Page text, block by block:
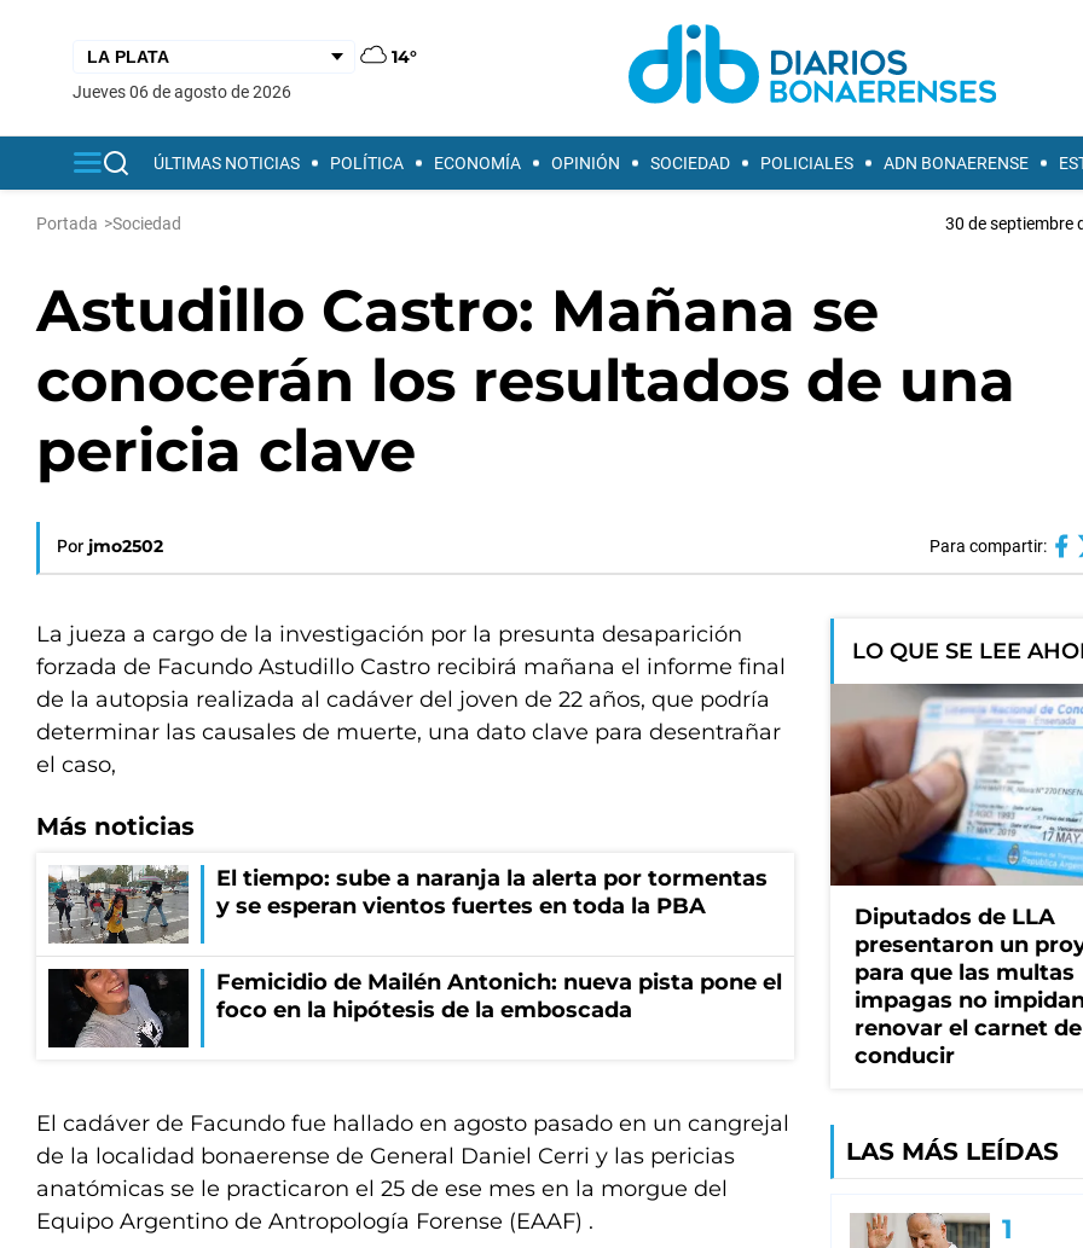
14°
jueves 06 de agosto de 2026
ÚLTIMAS NOTICIAS POLÍTICA ECONOMÍA OPINIÓN SOCIEDAD POLICIALES ADN BONAERENSE
Portada >Sociedad 30 de septiembre
Astudillo Castro: Mañana se
conocerán los resultados de una
pericia clave
Por jmo2502 Para compartir:
La jueza a cargo de la investigación por la presunta desaparición
forzada de Facundo Astudillo Castro recibirá mañana el informe final
de la autopsia realizada al cadáver del joven de 22 años, que podría
determinar las causales de muerte, una dato clave para desentrañar
el caso,
Más noticias
El tiempo: sube a naranja la alerta por tormentas
y se esperan vientos fuertes en toda la PBA
Femicidio de Mailén Antonich: nueva pista pone el
foco en la hipótesis de la emboscada
El cadáver de Facundo fue hallado en agosto pasado en un cangrejal
de la localidad bonaerense de General Daniel Cerri y las pericias
anatómicas se le practicaron el 25 de ese mes en la morgue del
Equipo Argentino de Antropología Forense (EAAF) .
LO QUE SE LEE
Diputados de LLA
presentaron un
para que las multas
impagas no
renovar el carnet de
conducir
LAS MÁS LEÍDAS